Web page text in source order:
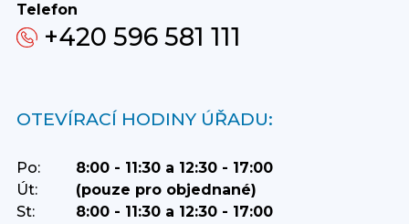
Telefon
+420 596 581 111
OTEVÍRACÍ HODINY ÚŘADU:
Po:
8:00 - 11:30 a 12:30 - 17:00
Út:
(pouze pro objednané)
St:
8:00 - 11:30 a 12:30 - 17:00